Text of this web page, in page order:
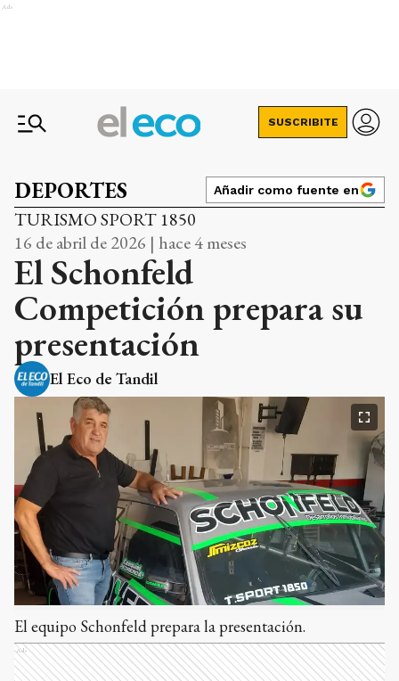
Ads
SUSCRIBITE
DEPORTES Añadir como fuente en
TURISMO SPORT 1850
16 de abril de 2026 | hace 4 meses
El Schonfeld
Competición prepara su
presentación
El Eco de Tandil
El equipo Schonfeld prepara la presentación.
Ads